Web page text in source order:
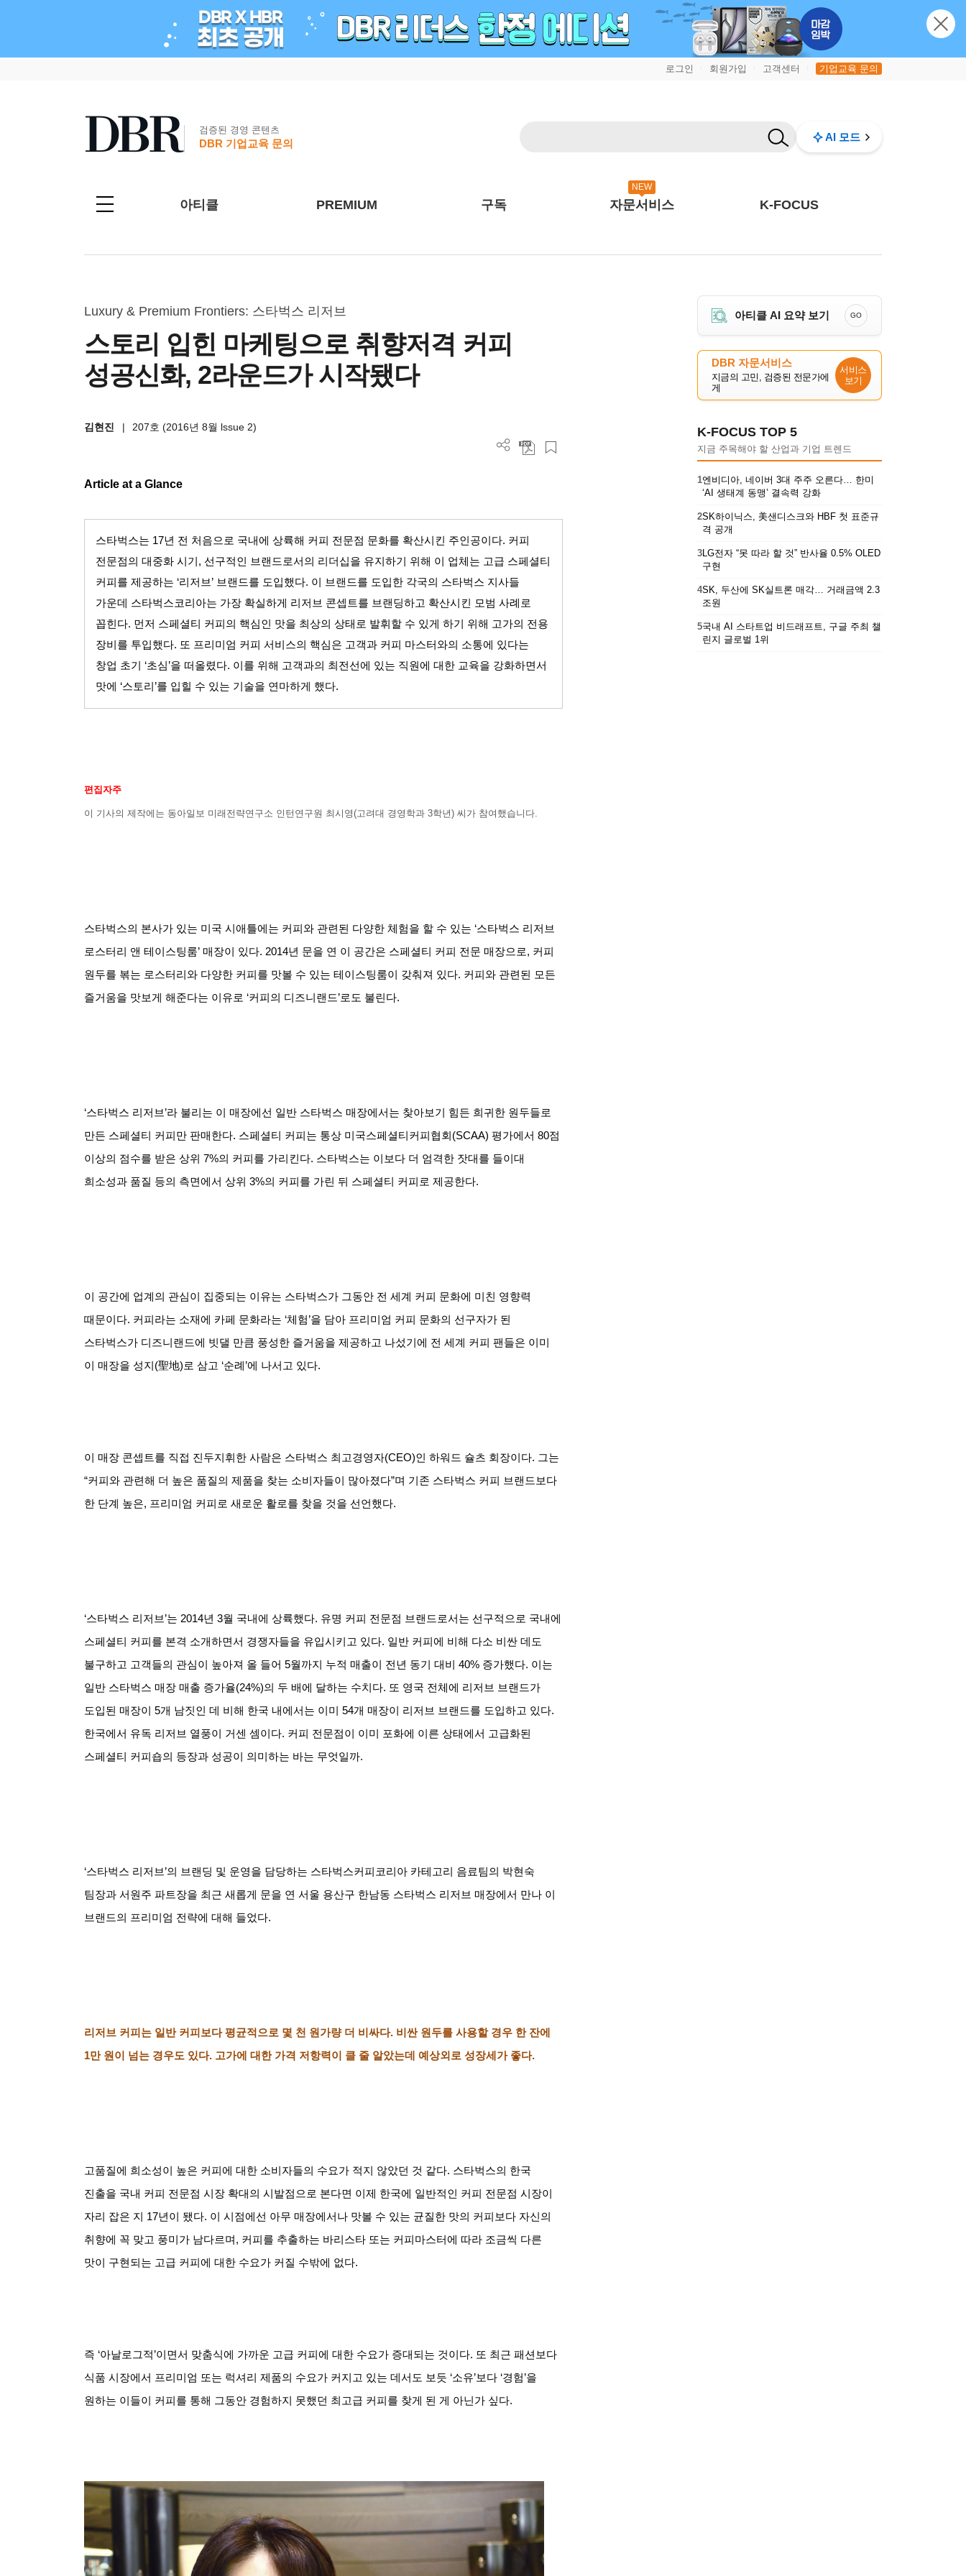
로그인 회원가입 고객센터 기업교육 문의
검증된 경영 콘텐츠
DBR 기업교육 문의
AI 모드
아티클 PREMIUM 구독
NEW
자문서비스 K-FOCUS
Luxury & Premium Frontiers: 스타벅스 리저브
스토리 입힌 마케팅으로 취향저격 커피
성공신화, 2라운드가 시작됐다
김현진 | 207호 (2016년 8월 lssue 2)
Article at a Glance
스타벅스는 17년 전 처음으로 국내에 상륙해 커피 전문점 문화를 확산시킨 주인공이다. 커피
전문점의 대중화 시기, 선구적인 브랜드로서의 리더십을 유지하기 위해 이 업체는 고급 스페셜티
커피를 제공하는 ‘리저브’ 브랜드를 도입했다. 이 브랜드를 도입한 각국의 스타벅스 지사들
가운데 스타벅스코리아는 가장 확실하게 리저브 콘셉트를 브랜딩하고 확산시킨 모범 사례로
꼽힌다. 먼저 스페셜티 커피의 핵심인 맛을 최상의 상태로 발휘할 수 있게 하기 위해 고가의 전용
장비를 투입했다. 또 프리미엄 커피 서비스의 핵심은 고객과 커피 마스터와의 소통에 있다는
창업 초기 ‘초심’을 떠올렸다. 이를 위해 고객과의 최전선에 있는 직원에 대한 교육을 강화하면서
맛에 ‘스토리’를 입힐 수 있는 기술을 연마하게 했다.
편집자주
이 기사의 제작에는 동아일보 미래전략연구소 인턴연구원 최시영(고려대 경영학과 3학년) 씨가 참여했습니다
스타벅스의 본사가 있는 미국 시애틀에는 커피와 관련된 다양한 체험을 할 수 있는 ‘스타벅스 리저브
로스터리 앤 테이스팅룸’ 매장이 있다. 2014년 문을 연 이 공간은 스페셜티 커피 전문 매장으로, 커피
원두를 볶는 로스터리와 다양한 커피를 맛볼 수 있는 테이스팅룸이 갖춰져 있다. 커피와 관련된 모든
즐거움을 맛보게 해준다는 이유로 ‘커피의 디즈니랜드’로도 불린다.
‘스타벅스 리저브’라 불리는 이 매장에선 일반 스타벅스 매장에서는 찾아보기 힘든 희귀한 원두들로
만든 스페셜티 커피만 판매한다. 스페셜티 커피는 통상 미국스페셜티커피협회(SCAA) 평가에서 80점
이상의 점수를 받은 상위 7%의 커피를 가리킨다. 스타벅스는 이보다 더 엄격한 잣대를 들이대
희소성과 품질 등의 측면에서 상위 3%의 커피를 가린 뒤 스페셜티 커피로 제공한다.
이 공간에 업계의 관심이 집중되는 이유는 스타벅스가 그동안 전 세계 커피 문화에 미친 영향력
때문이다. 커피라는 소재에 카페 문화라는 ‘체험’을 담아 프리미엄 커피 문화의 선구자가 된
스타벅스가 디즈니랜드에 빗댈 만큼 풍성한 즐거움을 제공하고 나섰기에 전 세계 커피 팬들은 이미
이 매장을 성지(聖地)로 삼고 ‘순례’에 나서고 있다.
이 매장 콘셉트를 직접 진두지휘한 사람은 스타벅스 최고경영자(CEO)인 하워드 슐츠 회장이다. 그는
“커피와 관련해 더 높은 품질의 제품을 찾는 소비자들이 많아졌다”며 기존 스타벅스 커피 브랜드보다
한 단계 높은, 프리미엄 커피로 새로운 활로를 찾을 것을 선언했다.
‘스타벅스 리저브’는 2014년 3월 국내에 상륙했다. 유명 커피 전문점 브랜드로서는 선구적으로 국내에
스페셜티 커피를 본격 소개하면서 경쟁자들을 유입시키고 있다. 일반 커피에 비해 다소 비싼 데도
불구하고 고객들의 관심이 높아져 올 들어 5월까지 누적 매출이 전년 동기 대비 40% 증가했다. 이는
일반 스타벅스 매장 매출 증가율(24%)의 두 배에 달하는 수치다. 또 영국 전체에 리저브 브랜드가
도입된 매장이 5개 남짓인 데 비해 한국 내에서는 이미 54개 매장이 리저브 브랜드를 도입하고 있다.
한국에서 유독 리저브 열풍이 거센 셈이다. 커피 전문점이 이미 포화에 이른 상태에서 고급화된
스페셜티 커피숍의 등장과 성공이 의미하는 바는 무엇일까.
‘스타벅스 리저브’의 브랜딩 및 운영을 담당하는 스타벅스커피코리아 카테고리 음료팀의 박현숙
팀장과 서원주 파트장을 최근 새롭게 문을 연 서울 용산구 한남동 스타벅스 리저브 매장에서 만나 이
브랜드의 프리미엄 전략에 대해 들었다.
리저브 커피는 일반 커피보다 평균적으로 몇 천 원가량 더 비싸다. 비싼 원두를 사용할 경우 한 잔에
1만 원이 넘는 경우도 있다. 고가에 대한 가격 저항력이 클 줄 알았는데 예상외로 성장세가 좋다.
고품질에 희소성이 높은 커피에 대한 소비자들의 수요가 적지 않았던 것 같다. 스타벅스의 한국
진출을 국내 커피 전문점 시장 확대의 시발점으로 본다면 이제 한국에 일반적인 커피 전문점 시장이
자리 잡은 지 17년이 됐다. 이 시점에선 아무 매장에서나 맛볼 수 있는 균질한 맛의 커피보다 자신의
취향에 꼭 맞고 풍미가 남다르며, 커피를 추출하는 바리스타 또는 커피마스터에 따라 조금씩 다른
맛이 구현되는 고급 커피에 대한 수요가 커질 수밖에 없다.
즉 ‘아날로그적’이면서 맞춤식에 가까운 고급 커피에 대한 수요가 증대되는 것이다. 또 최근 패션보다
식품 시장에서 프리미엄 또는 럭셔리 제품의 수요가 커지고 있는 데서도 보듯 ‘소유’보다 ‘경험’을
원하는 이들이 커피를 통해 그동안 경험하지 못했던 최고급 커피를 찾게 된 게 아닌가 싶다.
아티클 AI 요약 보기 GO
DBR 자문서비스
지금의 고민, 검증된 전문가에
게
서비스
보기
K-FOCUS TOP 5
지금 주목해야 할 산업과 기업 트렌드
1엔비디아, 네이버 3대 주주 오른다… 한미
‘AI 생태계 동맹’ 결속력 강화
2SK하이닉스, 美샌디스크와 HBF 첫 표준규
격 공개
3LG전자 “못 따라 할 것” 반사율 0.5% OLED
구현
4SK, 두산에 SK실트론 매각… 거래금액 2.3
조원
5국내 AI 스타트업 비드래프트, 구글 주최 챌
린지 글로벌 1위